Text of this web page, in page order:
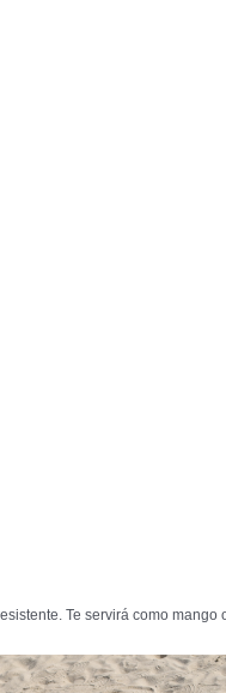
Te servirá como